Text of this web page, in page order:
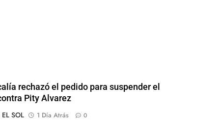
rechazó el pedido para suspender el
Pity Alvarez
SOL
1 Día Atrás 0